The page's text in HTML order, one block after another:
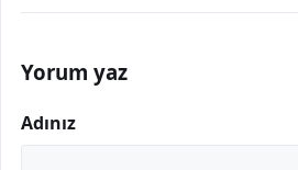
Yorum yaz
Adınız